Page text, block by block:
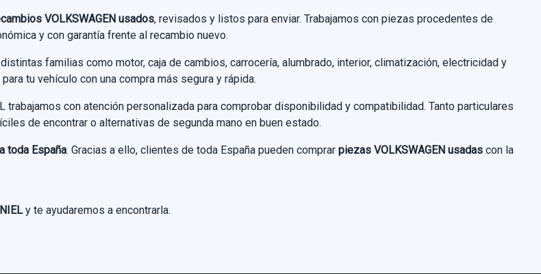
VOLKSWAGEN usados, revisados y listos para enviar. Trabajamos con piezas procedentes de
y con garantía frente al recambio nuevo.
familias como motor, caja de cambios, carrocería, alumbrado, interior, climatización, electricidad y
tu vehículo con una compra más segura y rápida.
trabajamos con atención personalizada para comprobar disponibilidad y compatibilidad. Tanto particulares
de encontrar o alternativas de segunda mano en buen estado.
toda España. Gracias a ello, clientes de toda España pueden comprar piezas VOLKSWAGEN usadas con la
y te ayudaremos a encontrarla.